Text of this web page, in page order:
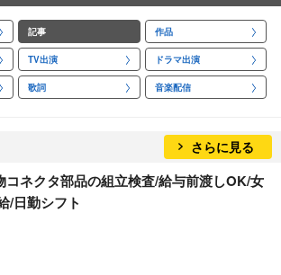
記事 作品
TV出演 ドラマ出演
歌詞 音楽配信
さらに見る
コネクタ部品の組立検査/給与前渡しOK/女
/日勤シフト